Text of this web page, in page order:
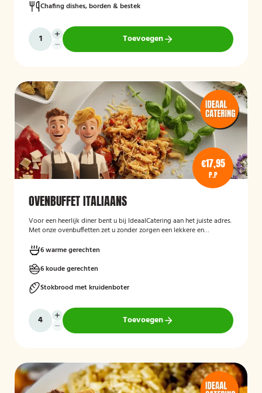
Chafing dishes, borden & bestek
Toevoegen
€17,95
P.P
OVENBUFFET ITALIAANS
Voor een heerlijk diner bent u bij IdeaalCatering aan het juiste adres.
Met onze ovenbuffetten zet u zonder zorgen een lekkere en
twaalf personen is een ovenbuffet Ideaal!
6 warme gerechten
6 koude gerechten
Stokbrood met kruidenboter
Toevoegen